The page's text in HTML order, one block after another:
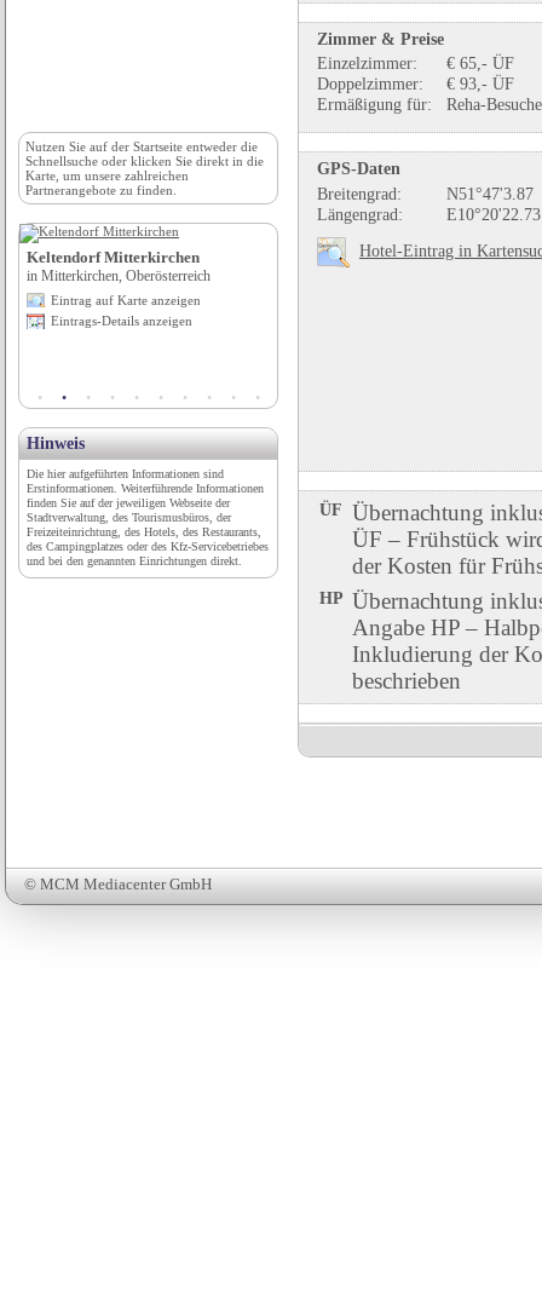
Zimmer & Preise
Einzelzimmer:
€ 65,- ÜF
Doppelzimmer:
€ 93,- ÜF
Ermäßigung für:
Reha-
GPS-Daten
Breitengrad:
N51°47'3.87
Längengrad:
E10°20'22.73
Hotel-Eintrag in
ÜF Übernachtung
ÜF – Frühstück
der Kosten für
HP Übernachtung
Angabe HP –
Inkludierung der
beschrieben
© MCM Mediacenter GmbH
Nutzen Sie auf der Startseite entweder die
Schnellsuche oder klicken Sie direkt in die
Karte, um unsere zahlreichen
Partnerangebote zu finden.
Keltendorf Mitterkirchen
in Mitterkirchen, Oberösterreich
Eintrag auf Karte anzeigen
Eintrags-Details anzeigen
Campingplatz Grohnder Fährhaus
Hinweis
Die hier aufgeführten Informationen sind
Erstinformationen. Weiterführende Informationen
finden Sie auf der jeweiligen Webseite der
Stadtverwaltung, des Tourismusbüros, der
Freizeiteinrichtung, des Hotels, des Restaurants,
des Campingplatzes oder des Kfz-Servicebetriebes
und bei den genannten Einrichtungen direkt.